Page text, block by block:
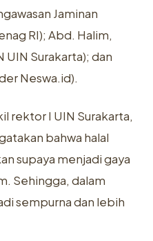
Jaminan
RI); Abd. Halim,
UIN Surakarta); dan
Neswa.id).
rektor I UIN Surakarta,
bahwa halal
supaya menjadi gaya
Sehingga, dalam
sempurna dan lebih